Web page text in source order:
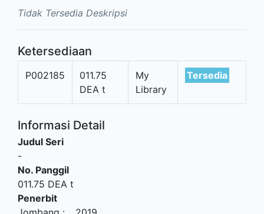
Tidak Tersedia Deskripsi
Ketersediaan
P002185
011.75
DEA t
My
Library
Tersedia
Informasi Detail
Judul Seri
-
No. Panggil
011.75 DEA t
Penerbit